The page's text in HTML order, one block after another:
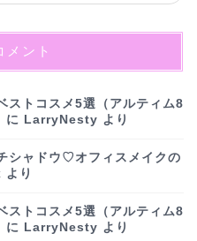
メント
ストコスメ5選（アルティム8
に LarryNesty より
シャドウ♡オフィスメイクの
より
ストコスメ5選（アルティム8
に LarryNesty より